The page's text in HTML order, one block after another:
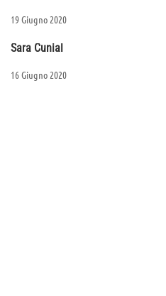
19 Giugno 2020
Sara Cunial
16 Giugno 2020